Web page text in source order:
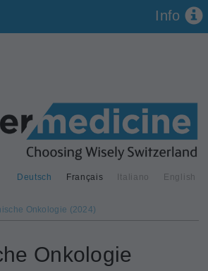
Deutsch Français Italiano English
Info
Onkologie (2024)
Onkologie